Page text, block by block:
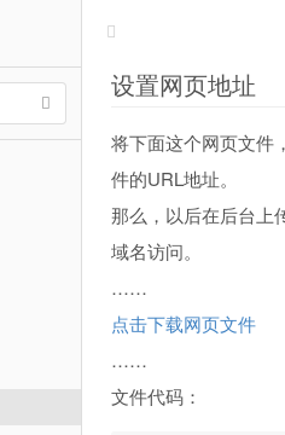
设置网页地址
将下面这个网页文件
件的URL地址。
那么，以后在后台上
域名访问。
……
点击下载网页文件
……
文件代码：